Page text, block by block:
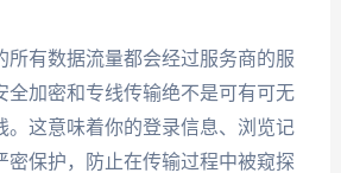
所有数据流量都会经过服务商的服
全加密和专线传输绝不是可有可无
。这意味着你的登录信息、浏览记
密保护，防止在传输过程中被窥探